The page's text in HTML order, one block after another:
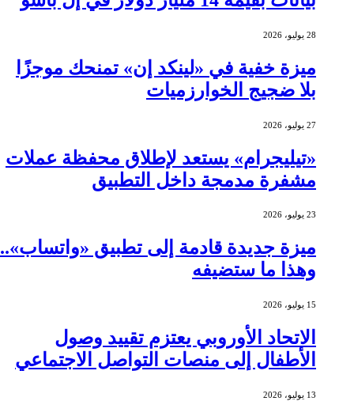
28 يوليو، 2026
ميزة خفية في «لينكد إن» تمنحك موجزًا
بلا ضجيج الخوارزميات
27 يوليو، 2026
«تيليجرام» يستعد لإطلاق محفظة عملات
مشفرة مدمجة داخل التطبيق
23 يوليو، 2026
ميزة جديدة قادمة إلى تطبيق «واتساب»..
وهذا ما ستضيفه
15 يوليو، 2026
الاتحاد الأوروبي يعتزم تقييد وصول
الأطفال إلى منصات التواصل الاجتماعي
13 يوليو، 2026